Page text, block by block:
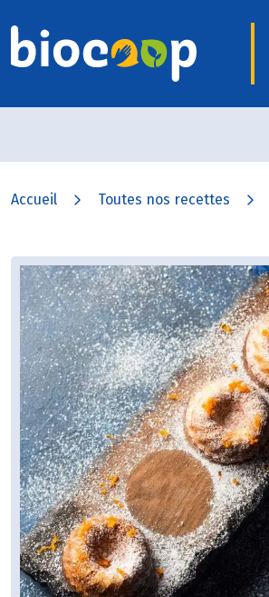
Accueil Toutes nos recettes